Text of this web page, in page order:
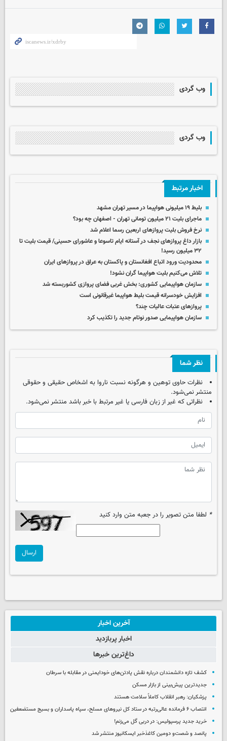
وب گردی
وب گردی
اخبار مرتبط
بلیط ۱۹ میلیونی هواپیما در مسیر تهران مشهد
ماجرای بلیت ۲۱ میلیون تومانی تهران - اصفهان چه بود؟
نرخ فروش بلیت پروازهای اربعین رسما اعلام شد
بازار داغ پروازهای نجف در آستانه ایام تاسوعا و عاشورای حسینی/ قیمت بلیت تا
۳۲ میلیون رسید!
محدودیت ورود اتباع افغانستان و پاکستان به عراق در پروازهای ایران
تلاش می‌کنیم بلیت هواپیما گران نشود!
سازمان هواپیمایی کشوری: بخش غربی فضای پروازی کشوربسته شد
افزایش خودسرانه قیمت بلیط هواپیما غیرقانونی است
پروازهای عتبات عالیات چند؟
سازمان هواپیمایی صدور نوتام جدید را تکذیب کرد
نظر شما
نظرات حاوی توهین و هرگونه نسبت ناروا به اشخاص حقیقی و حقوقی
منتشر نمی‌شود.
نظراتی که غیر از زبان فارسی یا غیر مرتبط با خبر باشد منتشر نمی‌شود.
* لطفا متن تصویر را در جعبه متن وارد کنید
ارسال
آخرین اخبار
اخبار پربازدید
داغ‌ترین خبرها
کشف تازه دانشمندان درباره نقش پادتن‌های خودایمنی در مقابله با سرطان
جدیدترین پیش‌بینی از بازار مسکن
پزشکیان: رهبر انقلاب کاملاً سلامت هستند
انتصاب ۶ فرمانده عالی‌رتبه در ستاد کل نیروهای مسلح، سپاه پاسداران و بسیج مستضعفین
خرید جدید پرسپولیس: در دربی گل می‌زنم!
پانصد و شصت‌و دومین کاغذخبر ایسکانیوز منتشر شد